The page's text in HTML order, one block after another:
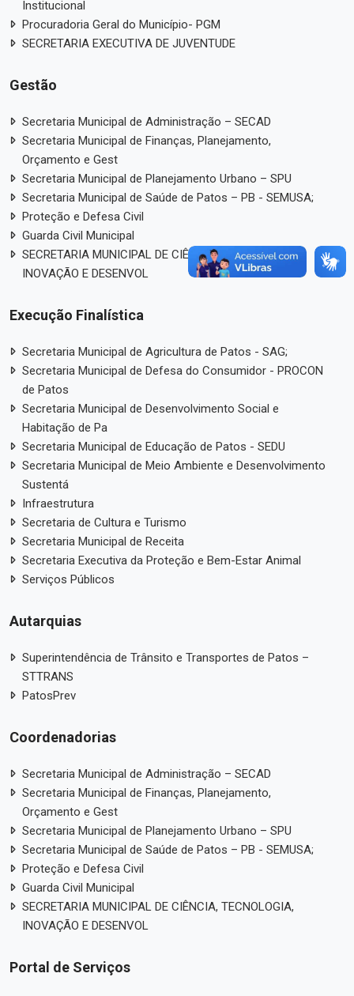
Institucional
Procuradoria Geral do Município- PGM
SECRETARIA EXECUTIVA DE JUVENTUDE
Gestão
Secretaria Municipal de Administração – SECAD
Secretaria Municipal de Finanças, Planejamento,
Orçamento e Gest
Secretaria Municipal de Planejamento Urbano – SPU
Secretaria Municipal de Saúde de Patos – PB - SEMUSA;
Proteção e Defesa Civil
Guarda Civil Municipal
SECRETARIA MUNICIPAL DE CIÊNCIA, TECNOLOGIA,
INOVAÇÃO E DESENVOL
Execução Finalística
Secretaria Municipal de Agricultura de Patos - SAG;
Secretaria Municipal de Defesa do Consumidor - PROCON
de Patos
Secretaria Municipal de Desenvolvimento Social e
Habitação de Pa
Secretaria Municipal de Educação de Patos - SEDU
Secretaria Municipal de Meio Ambiente e Desenvolvimento
Sustentá
Infraestrutura
Secretaria de Cultura e Turismo
Secretaria Municipal de Receita
Secretaria Executiva da Proteção e Bem-Estar Animal
Serviços Públicos
Autarquias
Superintendência de Trânsito e Transportes de Patos –
STTRANS
PatosPrev
Coordenadorias
Secretaria Municipal de Administração – SECAD
Secretaria Municipal de Finanças, Planejamento,
Orçamento e Gest
Secretaria Municipal de Planejamento Urbano – SPU
Secretaria Municipal de Saúde de Patos – PB - SEMUSA;
Proteção e Defesa Civil
Guarda Civil Municipal
SECRETARIA MUNICIPAL DE CIÊNCIA, TECNOLOGIA,
INOVAÇÃO E DESENVOL
Portal de Serviços